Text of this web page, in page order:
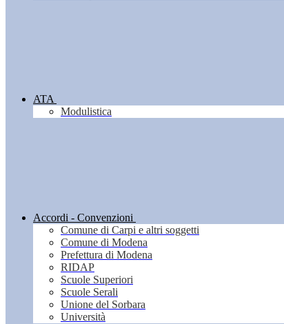
ATA
Modulistica
Accordi - Convenzioni
Comune di Carpi e altri soggetti
Comune di Modena
Prefettura di Modena
RIDAP
Scuole Superiori
Scuole Serali
Unione del Sorbara
Università